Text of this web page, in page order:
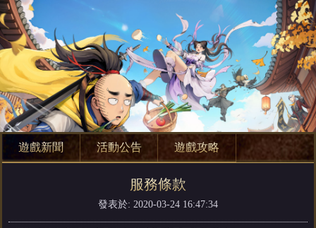
遊戲新聞 活動公告 遊戲攻略
服務條款
發表於: 2020-03-24 16:47:34